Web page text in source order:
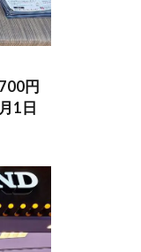
円
1日